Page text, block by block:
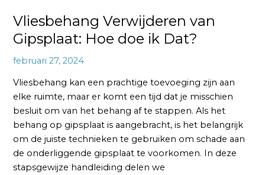
Vliesbehang Verwijderen van
Gipsplaat: Hoe doe ik Dat?
februari 27, 2024
Vliesbehang kan een prachtige toevoeging zijn aan
elke ruimte, maar er komt een tijd dat je misschien
besluit om van het behang af te stappen. Als het
behang op gipsplaat is aangebracht, is het belangrijk
om de juiste technieken te gebruiken om schade aan
de onderliggende gipsplaat te voorkomen. In deze
stapsgewijze handleiding delen we